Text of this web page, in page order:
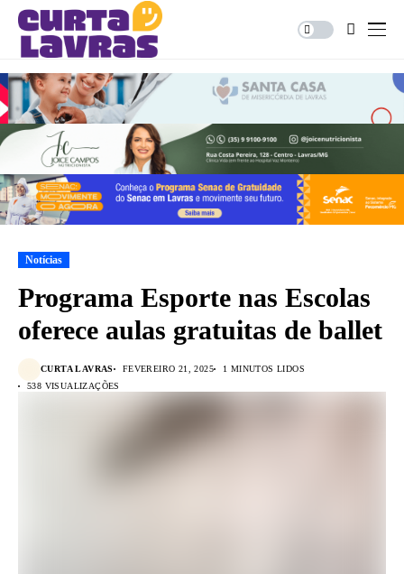
Notícias
Programa Esporte nas Escolas
oferece aulas gratuitas de ballet
CURTA LAVRAS FEVEREIRO 21, 2025
1 MINUTOS LIDOS
538 VISUALIZAÇÕES